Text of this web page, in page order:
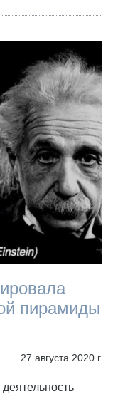
пирамиды
27 августа 2020 г.